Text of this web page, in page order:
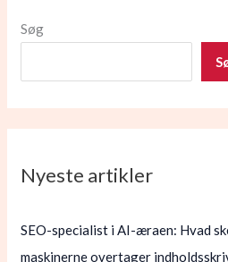
Søg
Nyeste artikler
SEO-specialist i AI-æraen: Hvad
maskinerne overtager